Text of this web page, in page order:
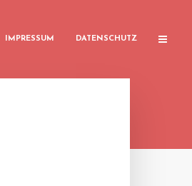
IMPRESSUM DATENSCHUTZ